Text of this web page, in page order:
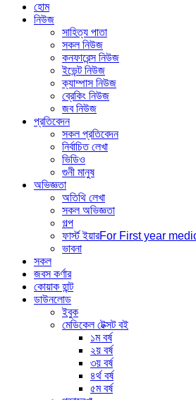
হোম
নিউজ
সাহিত্য পাতা
সকল নিউজ
কনফারেন্স নিউজ
ইভেন্ট নিউজ
ক্যাম্পাস নিউজ
ব্রেকিং নিউজ
জব নিউজ
প্রতিবেদন
সকল প্রতিবেদন
নির্বাচিত লেখা
ভিডিও
গুনী মানুষ
অভিজ্ঞতা
অতিথি লেখা
সকল অভিজ্ঞতা
গল্প
ফার্স্ট ইয়ারFor First year
ভাবনা
সকল
জবস কর্ণার
কোয়াক হান্ট
ডাউনলোড
ইবুক
মেডিকেল টেক্সট বই
১ম বর্ষ
২য় বর্ষ
৩য় বর্ষ
৪র্থ বর্ষ
৫ম বর্ষ